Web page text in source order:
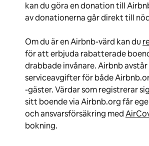
kan du göra en donation till
av donationerna går direkt till
Om du är en Airbnb-värd kan du
för att erbjuda rabatterade
drabbade invånare. Airbnb avstår
serviceavgifter för både
-gäster. Värdar som registrerar
sitt boende via Airbnb.org får
och ansvarsförsäkring med
bokning.